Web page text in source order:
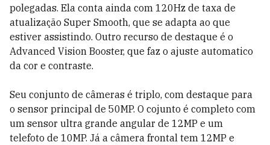
polegadas. Ela conta ainda com 120Hz de taxa de
atualização Super Smooth, que se adapta ao que
estiver assistindo. Outro recurso de destaque é o
Advanced Vision Booster, que faz o ajuste automatico
da cor e contraste.
Seu conjunto de câmeras é triplo, com destaque para
o sensor principal de 50MP. O cojunto é completo com
um sensor ultra grande angular de 12MP e um
telefoto de 10MP. Já a câmera frontal tem 12MP e